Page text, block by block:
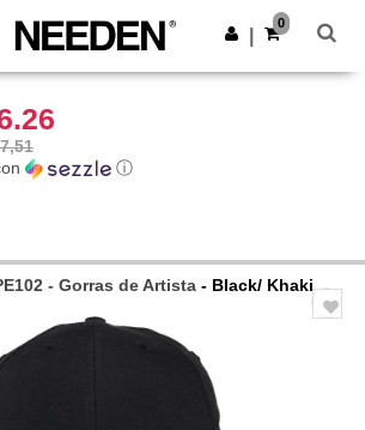
en app!
Descargar app
0
ⓘ
- Gorras de Artista - Black/ Khaki